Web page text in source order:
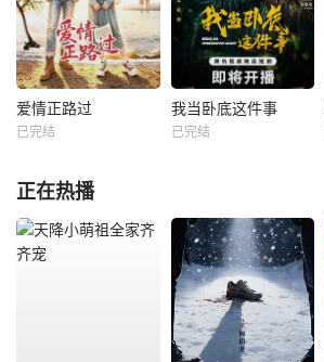
爱情正路过
已完结
我当卧底这件事
已完结
正在热播